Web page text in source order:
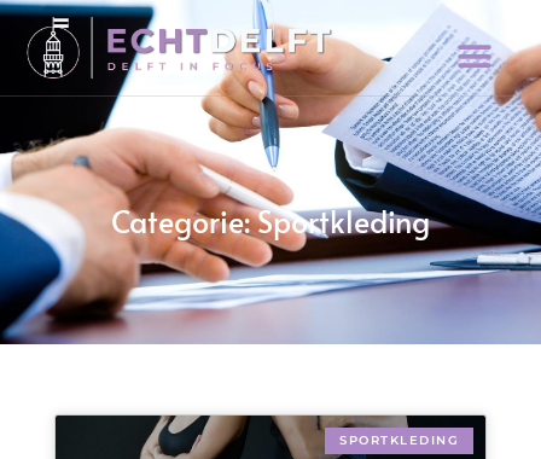
Categorie: Sportkleding
SPORTKLEDING